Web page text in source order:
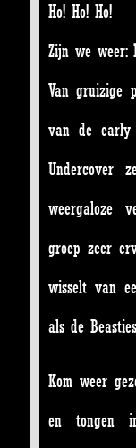
Ho! Ho! Ho!
Zijn we weer:
Van gruizige
van de early
weergaloze
groep zeer
wisselt van
als de
Kom weer
en tongen